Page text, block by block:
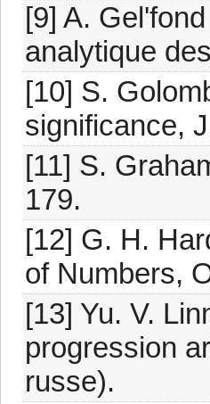
[9] A.
analytique
[10] S.
significance,
[11] S.
179.
[12] G. H.
of Numbers,
[13] Yu. V.
progression
russe).